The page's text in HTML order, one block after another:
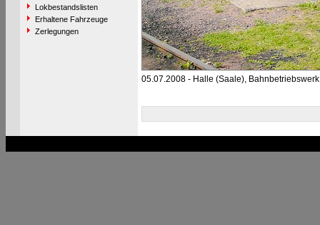
Lokbestandslisten
Erhaltene Fahrzeuge
Zerlegungen
05.07.2008 - Halle (Saale), Bahnbetriebswerk